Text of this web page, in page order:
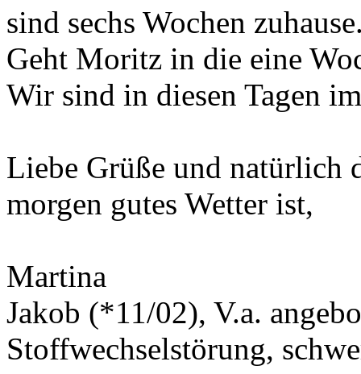
sind sechs Wochen
Geht Moritz in die eine
Wir sind in diesen Tagen
Liebe Grüße und natürlich
morgen gutes Wetter ist,
Martina
Jakob (*11/02), V.a.
Stoffwechselstörung,